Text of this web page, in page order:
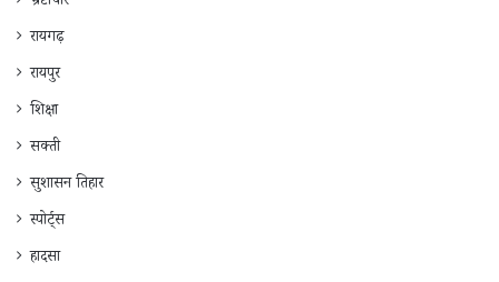
रायगढ़
रायपुर
शिक्षा
सक्ती
सुशासन तिहार
स्पोर्ट्स
हादसा